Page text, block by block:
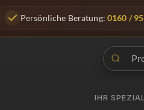
Persönliche Beratung: 0160 /
IHR